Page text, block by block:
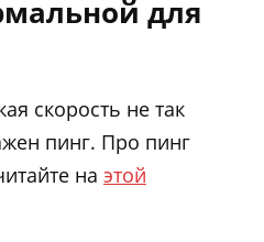
для
скорость не так
пинг. Про пинг
на этой